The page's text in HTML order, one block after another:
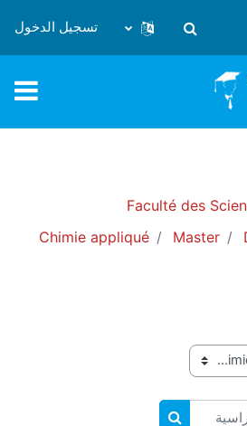
تبديل إدخال البحث
تسجيل الدخول
Faculté des
Master
Chimie appliqué